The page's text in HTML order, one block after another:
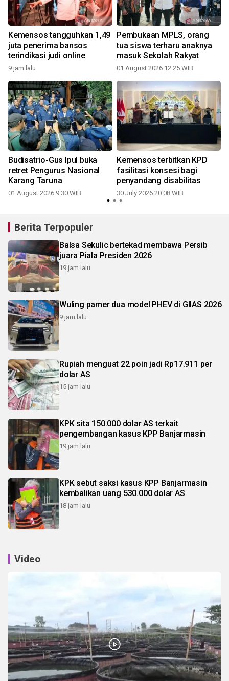
Kemensos tangguhkan 1,49
juta penerima bansos
terindikasi judi online
9 jam lalu
Pembukaan MPLS, orang
tua siswa terharu anaknya
masuk Sekolah Rakyat
01 August 2026 12:25 WIB
Budisatrio-Gus Ipul buka
retret Pengurus Nasional
Karang Taruna
01 August 2026 9:30 WIB
Kemensos terbitkan KPD
fasilitasi konsesi bagi
penyandang disabilitas
30 July 2026 20:08 WIB
Berita Terpopuler
Balsa Sekulic bertekad membawa Persib
juara Piala Presiden 2026
19 jam lalu
Wuling pamer dua model PHEV di GIIAS 2026
9 jam lalu
Rupiah menguat 22 poin jadi Rp17.911 per
dolar AS
15 jam lalu
KPK sita 150.000 dolar AS terkait
pengembangan kasus KPP Banjarmasin
19 jam lalu
KPK sebut saksi kasus KPP Banjarmasin
kembalikan uang 530.000 dolar AS
18 jam lalu
Video